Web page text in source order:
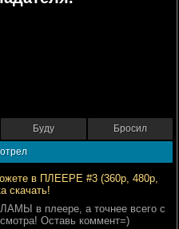
Буду Бросил
в ПЛЕЕРЕ #3 (360р, 480р,
скачать!
в плеере, а точнее всего с
Оставь коммент=)